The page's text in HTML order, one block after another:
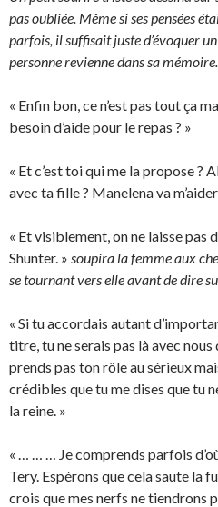
pas oubliée. Même si ses pensées
parfois, il suffisait juste d’évoquer
personne revienne dans sa mémoire.
« Enfin bon, ce n’est pas tout ça
besoin d’aide pour le repas ? »
« Et c’est toi qui me la propose ?
avec ta fille ? Manelena va
« Et visiblement, on ne laisse pas
Shunter. » soupira la femme aux
se tournant vers elle avant de dire
« Si tu accordais autant
titre, tu ne serais pas là avec nous
prends pas ton rôle au sérieux
crédibles que tu me dises que tu
la reine. »
« … … … Je comprends parfois
Tery. Espérons que cela saute la
crois que mes nerfs ne tiendrons